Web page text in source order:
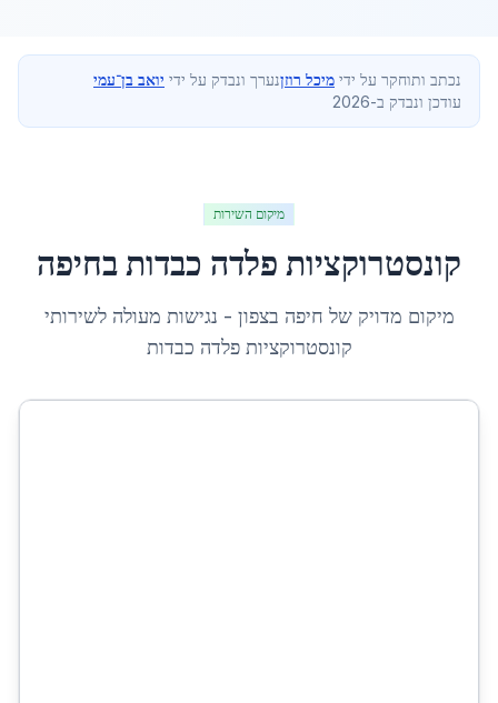
נכתב ותוחקר על ידי מיכל רוזןנערך ונבדק על ידי יואב בן־עמי
עודכן ונבדק ב-2026
מיקום השירות
קונסטרוקציות פלדה כבדות בחיפה
מיקום מדויק של חיפה בצפון - נגישות מעולה לשירותי
קונסטרוקציות פלדה כבדות